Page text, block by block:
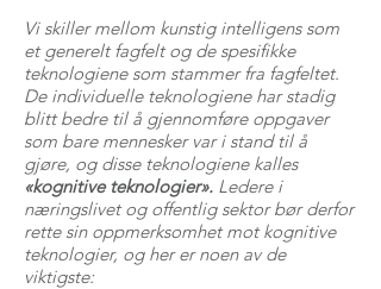
Vi skiller mellom kunstig intelligens som
et generelt fagfelt og de spesifikke
teknologiene som stammer fra fagfeltet.
De individuelle teknologiene har stadig
blitt bedre til å gjennomføre oppgaver
som bare mennesker var i stand til å
gjøre, og disse teknologiene kalles
«kognitive teknologier». Ledere i
næringslivet og offentlig sektor bør derfor
rette sin oppmerksomhet mot kognitive
teknologier, og her er noen av de
viktigste: